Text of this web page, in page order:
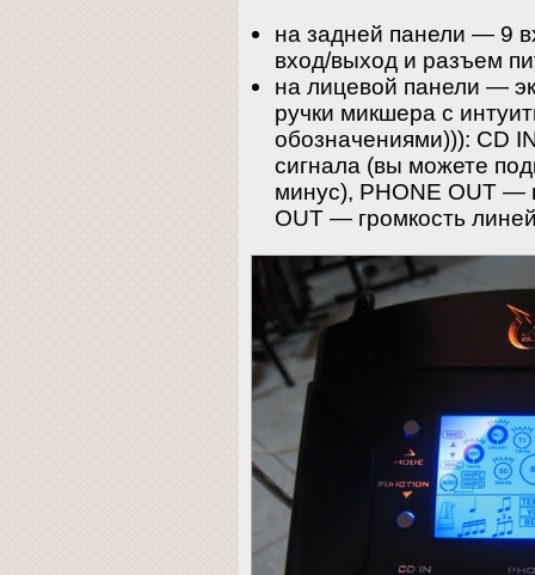
на задней панели — 9
вход/выход и разъем
на лицевой панели —
ручки микшера с
обозначениями))): CD
сигнала (вы можете
минус), PHONE OUT —
OUT — громкость